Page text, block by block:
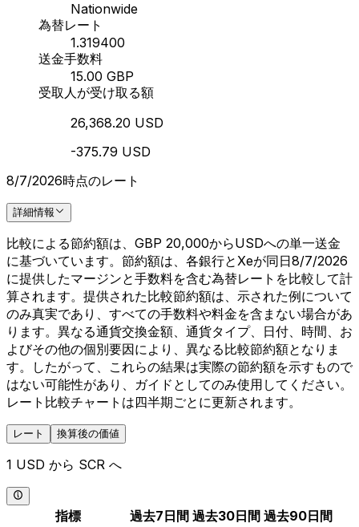
Nationwide
為替レート
1.319400
送金手数料
15.00 GBP
受取人が受け取る額
26,368.20 USD
-375.79 USD
8/7/2026時点のレート
詳細情報
比較による節約額は、GBP 20,000からUSDへの単一送金
に基づいています。節約額は、各銀行とXeが同日8/7/2026
に提供したマージンと手数料を含む為替レートを比較して計
算されます。提供された比較節約額は、示された例について
のみ真実であり、すべての手数料や料金を含まない場合があ
ります。異なる通貨交換金額、通貨タイプ、日付、時間、お
よびその他の個別要因により、異なる比較節約額となりま
す。したがって、これらの結果は実際の節約額を示すもので
はない可能性があり、ガイドとしてのみ使用してください。
レート比較チャートは四半期ごとに更新されます。
レート 換算後の価値
1 USD から SCR へ
指標 過去7日間 過去30日間 過去90日間